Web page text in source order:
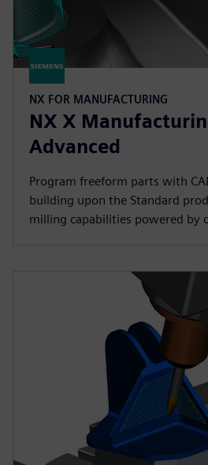
NX FOR MANUFACTURING
NX X
Advanced
Program freeform parts with
building upon the Standard
milling capabilities powered by